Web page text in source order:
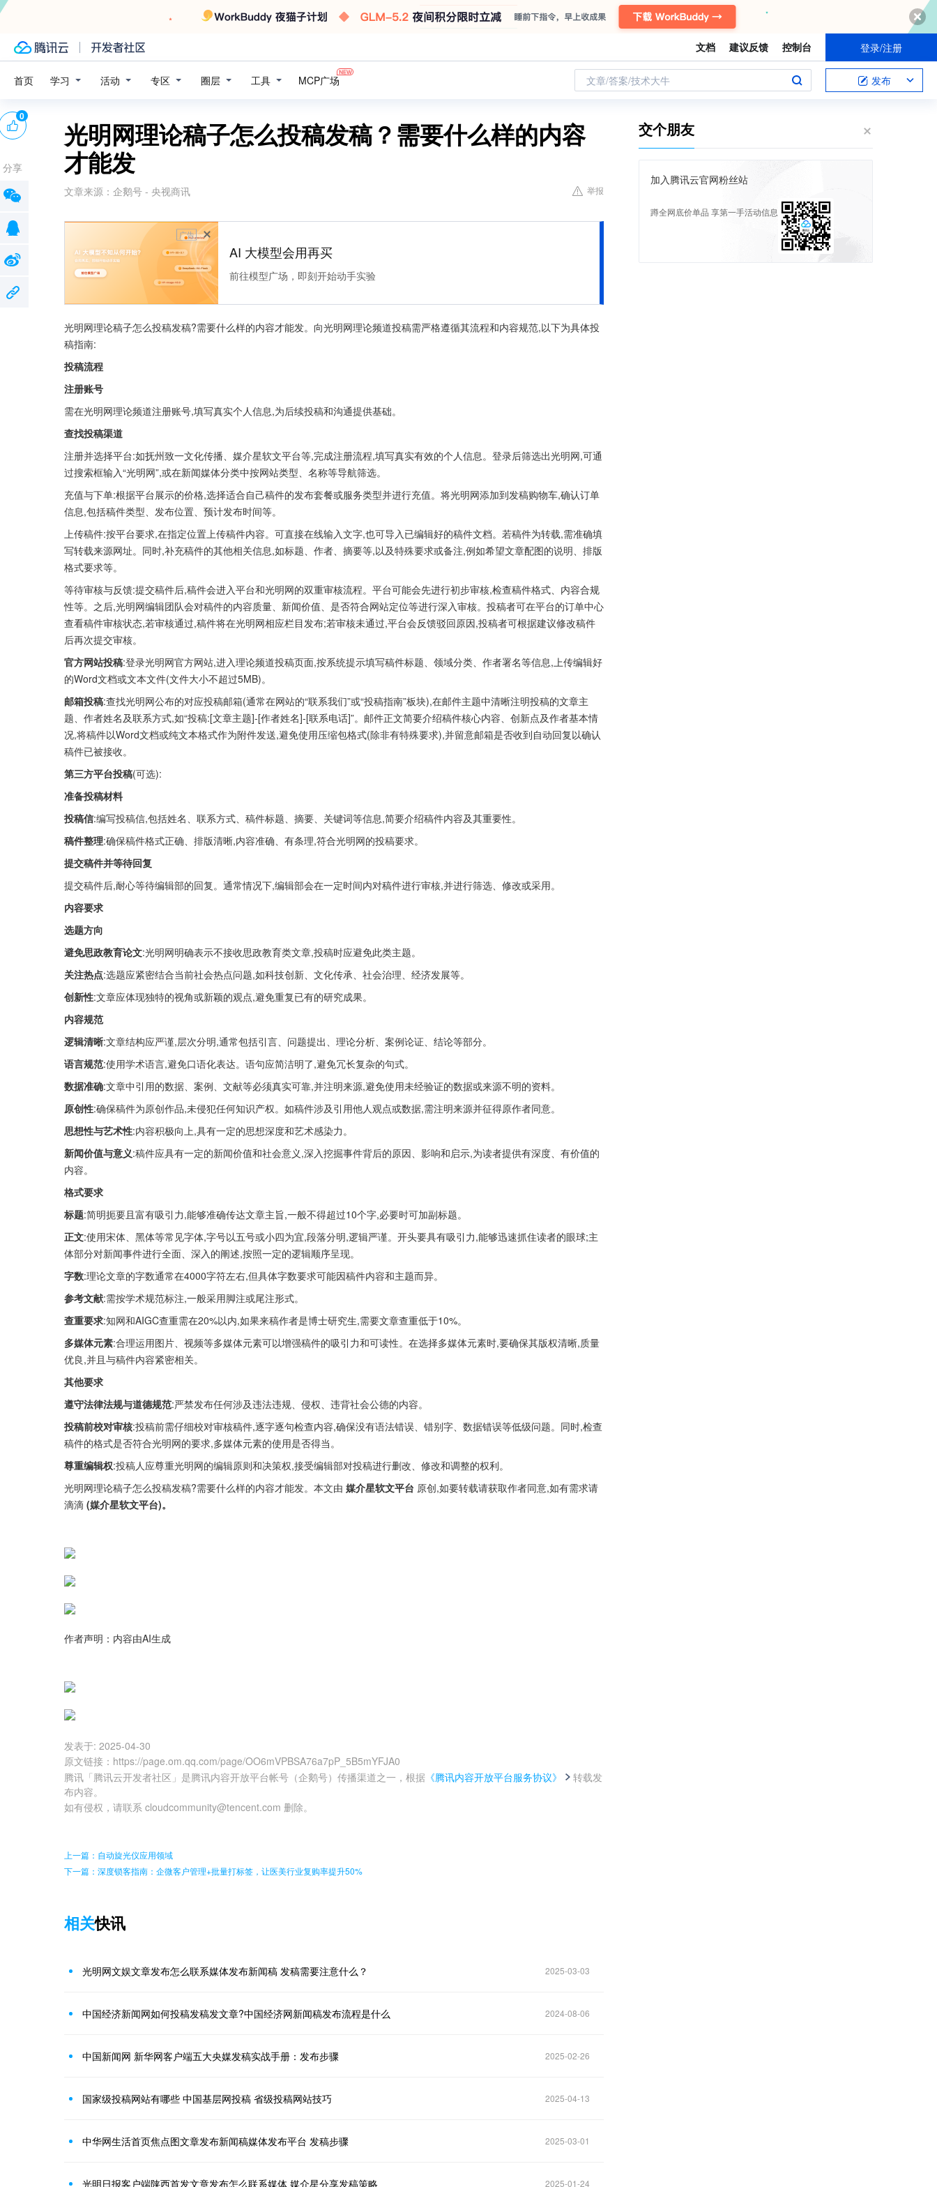
文档 建议反馈 控制台 登录/注册
首页 学习 活动 专区 圈层 工具 MCP广场 文章/答案/技术大牛 发布
光明网理论稿子怎么投稿发稿？需要什么样的内容
才能发
文章来源： 企鹅号 - 央视商讯 举报
广告
AI 大模型会用再买
前往模型广场，即刻开始动手实验
光明网理论稿子怎么投稿发稿?需要什么样的内容才能发。向光明网理论频道投稿需严格遵循其流程和内容规范,以下为具体投
稿指南:
投稿流程
注册账号
需在光明网理论频道注册账号,填写真实个人信息,为后续投稿和沟通提供基础。
查找投稿渠道
注册并选择平台:如抚州致一文化传播、媒介星软文平台等,完成注册流程,填写真实有效的个人信息。登录后筛选出光明网,可通
过搜索框输入“光明网”,或在新闻媒体分类中按网站类型、名称等导航筛选。
充值与下单:根据平台展示的价格,选择适合自己稿件的发布套餐或服务类型并进行充值。将光明网添加到发稿购物车,确认订单
信息,包括稿件类型、发布位置、预计发布时间等。
上传稿件:按平台要求,在指定位置上传稿件内容。可直接在线输入文字,也可导入已编辑好的稿件文档。若稿件为转载,需准确填
写转载来源网址。同时,补充稿件的其他相关信息,如标题、作者、摘要等,以及特殊要求或备注,例如希望文章配图的说明、排版
格式要求等。
等待审核与反馈:提交稿件后,稿件会进入平台和光明网的双重审核流程。平台可能会先进行初步审核,检查稿件格式、内容合规
性等。之后,光明网编辑团队会对稿件的内容质量、新闻价值、是否符合网站定位等进行深入审核。投稿者可在平台的订单中心
查看稿件审核状态,若审核通过,稿件将在光明网相应栏目发布;若审核未通过,平台会反馈驳回原因,投稿者可根据建议修改稿件
后再次提交审核。
官方网站投稿:登录光明网官方网站,进入理论频道投稿页面,按系统提示填写稿件标题、领域分类、作者署名等信息,上传编辑好
的Word文档或文本文件(文件大小不超过5MB)。
邮箱投稿:查找光明网公布的对应投稿邮箱(通常在网站的“联系我们”或“投稿指南”板块),在邮件主题中清晰注明投稿的文章主
题、作者姓名及联系方式,如“投稿:[文章主题]-[作者姓名]-[联系电话]”。邮件正文简要介绍稿件核心内容、创新点及作者基本情
况,将稿件以Word文档或纯文本格式作为附件发送,避免使用压缩包格式(除非有特殊要求),并留意邮箱是否收到自动回复以确认
稿件已被接收。
第三方平台投稿(可选):
准备投稿材料
投稿信:编写投稿信,包括姓名、联系方式、稿件标题、摘要、关键词等信息,简要介绍稿件内容及其重要性。
稿件整理:确保稿件格式正确、排版清晰,内容准确、有条理,符合光明网的投稿要求。
提交稿件并等待回复
提交稿件后,耐心等待编辑部的回复。通常情况下,编辑部会在一定时间内对稿件进行审核,并进行筛选、修改或采用。
内容要求
选题方向
避免思政教育论文:光明网明确表示不接收思政教育类文章,投稿时应避免此类主题。
关注热点:选题应紧密结合当前社会热点问题,如科技创新、文化传承、社会治理、经济发展等。
创新性:文章应体现独特的视角或新颖的观点,避免重复已有的研究成果。
内容规范
逻辑清晰:文章结构应严谨,层次分明,通常包括引言、问题提出、理论分析、案例论证、结论等部分。
语言规范:使用学术语言,避免口语化表达。语句应简洁明了,避免冗长复杂的句式。
数据准确:文章中引用的数据、案例、文献等必须真实可靠,并注明来源,避免使用未经验证的数据或来源不明的资料。
原创性:确保稿件为原创作品,未侵犯任何知识产权。如稿件涉及引用他人观点或数据,需注明来源并征得原作者同意。
思想性与艺术性:内容积极向上,具有一定的思想深度和艺术感染力。
新闻价值与意义:稿件应具有一定的新闻价值和社会意义,深入挖掘事件背后的原因、影响和启示,为读者提供有深度、有价值的
内容。
格式要求
标题:简明扼要且富有吸引力,能够准确传达文章主旨,一般不得超过10个字,必要时可加副标题。
正文:使用宋体、黑体等常见字体,字号以五号或小四为宜,段落分明,逻辑严谨。开头要具有吸引力,能够迅速抓住读者的眼球;主
体部分对新闻事件进行全面、深入的阐述,按照一定的逻辑顺序呈现。
字数:理论文章的字数通常在4000字符左右,但具体字数要求可能因稿件内容和主题而异。
参考文献:需按学术规范标注,一般采用脚注或尾注形式。
查重要求:知网和AIGC查重需在20%以内,如果来稿作者是博士研究生,需要文章查重低于10%。
多媒体元素:合理运用图片、视频等多媒体元素可以增强稿件的吸引力和可读性。在选择多媒体元素时,要确保其版权清晰,质量
优良,并且与稿件内容紧密相关。
其他要求
遵守法律法规与道德规范:严禁发布任何涉及违法违规、侵权、违背社会公德的内容。
投稿前校对审核:投稿前需仔细校对审核稿件,逐字逐句检查内容,确保没有语法错误、错别字、数据错误等低级问题。同时,检查
稿件的格式是否符合光明网的要求,多媒体元素的使用是否得当。
尊重编辑权:投稿人应尊重光明网的编辑原则和决策权,接受编辑部对投稿进行删改、修改和调整的权利。
光明网理论稿子怎么投稿发稿?需要什么样的内容才能发。本文由 媒介星软文平台 原创,如要转载请获取作者同意,如有需求请
滴滴 (媒介星软文平台)。
作者声明：内容由AI生成
发表于: 2025-04-30
原文链接 ： https://page.om.qq.com/page/OO6mVPBSA76a7pP_5B5mYFJA0
腾讯「腾讯云开发者社区」是腾讯内容开放平台帐号（企鹅号）传播渠道之一，根据 《腾讯内容开放平台服务协议》
转载发
布内容。
如有侵权，请联系 cloudcommunity@tencent.com 删除。
0
分享
上一篇：自动旋光仪应用领域
下一篇：深度锁客指南：企微客户管理+批量打标签，让医美行业复购率提升50%
相关快讯
光明网文娱文章发布怎么联系媒体发布新闻稿 发稿需要注意什么？ 2025-03-03
中国经济新闻网如何投稿发稿发文章?中国经济网新闻稿发布流程是什么 2024-08-06
中国新闻网 新华网客户端五大央媒发稿实战手册：发布步骤 2025-02-26
国家级投稿网站有哪些 中国基层网投稿 省级投稿网站技巧 2025-04-13
中华网生活首页焦点图文章发布新闻稿媒体发布平台 发稿步骤 2025-03-01
光明日报客户端陕西首发文章发布怎么联系媒体 媒介星分享发稿策略 2025-01-24
交个朋友
加入腾讯云官网粉丝站
蹲全网底价单品 享第一手活动信息